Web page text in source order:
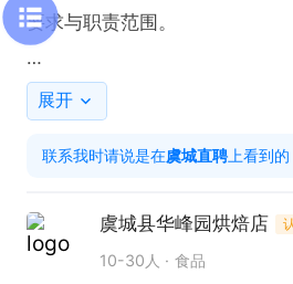
要求与职责范围。
工作时间：長白班
及良好的晋升空间。该岗位诚
充分施展才华，实现职业价值
加入，共同开启新的篇章！
展开
联系我时请说是在虞城直聘 上看到
虞城县华峰园烘焙店
10-30人 食品